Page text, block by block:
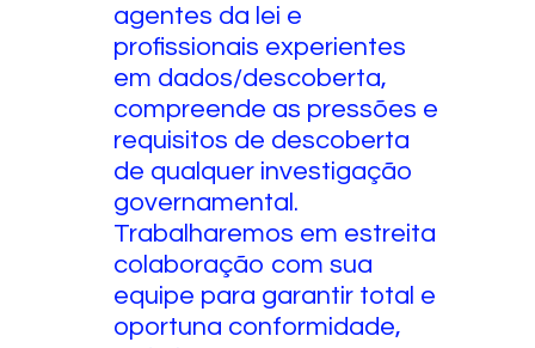
agentes da lei e
profissionais experientes
em dados/descoberta,
compreende as pressões e
requisitos de descoberta
de qualquer investigação
governamental.
Trabalharemos em estreita
colaboração com sua
equipe para garantir total e
oportuna conformidade,